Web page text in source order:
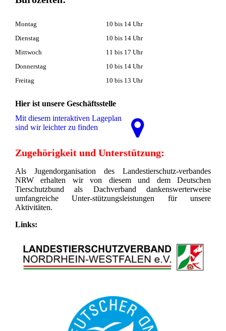
Montag
10 bis 14 Uhr
Dienstag
10 bis 14 Uhr
Mittwoch
11 bis 17 Uhr
Donnerstag
10 bis 14 Uhr
Freitag
10 bis 13 Uhr
Hier ist unsere Geschäftsstelle
Mit diesem interaktiven La­ge­plan
sind wir leichter zu finden
Zugehörigkeit und Unterstützung:
Als Jugendorganisation des Landestierschutz-verbandes
NRW erhalten wir von diesem und dem Deutschen
Tierschutzbund als Dachverband dankenswerterweise
umfangreiche Unter-stützungsleistungen für unsere
Aktivitäten.
Links: